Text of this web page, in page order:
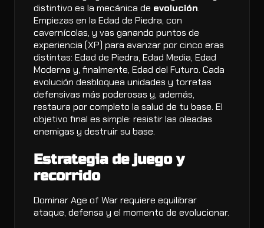
distintivo es la mecánica de evolución.
Empiezas en la Edad de Piedra, con
cavernícolas, y vas ganando puntos de
experiencia (XP) para avanzar por cinco eras
distintas: Edad de Piedra, Edad Media, Edad
Moderna y, finalmente, Edad del Futuro. Cada
evolución desbloquea unidades y torretas
defensivas más poderosas y, además,
restaura por completo la salud de tu base. El
objetivo final es simple: resistir las oleadas
enemigas y destruir su base.
Estrategia de juego y
recorrido
Dominar Age of War requiere equilibrar
ataque, defensa y el momento de evolucionar.